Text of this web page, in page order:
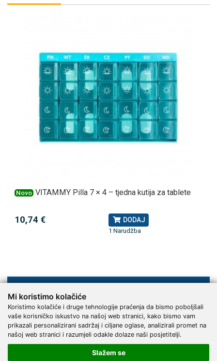
Mi koristimo kolačiće
Koristimo kolačiće i druge tehnologije praćenja da bismo poboljšali
vaše korisničko iskustvo na našoj web stranici, kako bismo vam
prikazali personalizirani sadržaj i ciljane oglase, analizirali promet na
našoj web stranici i razumjeli odakle dolaze naši posjetitelji.
Slažem se
Novo VITAMMY Pilla 7 × 4 – tjedna kutija za tablete
10,74 € DODAJ
1 Narudžba
Upoznajte nas
Kontakt
Servis
Proizvođači
Katalozi